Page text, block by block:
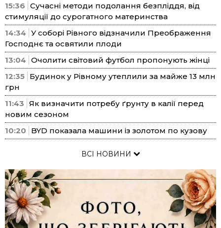
15:36 Сучасні методи подолання безпліддя, від
стимуляції до сурогатного материнства
14:34 У соборі Рівного відзначили Преображення
Господнє та освятили плоди
13:04 Очолити світовий футбол пропонують жінці
12:35 Будинок у Рівному утеплили за майже 13 млн
грн
11:43 Як визначити потребу ґрунту в калії перед
новим сезоном
10:20
BYD показала машини із золотом по кузову
ВСІ НОВИНИ